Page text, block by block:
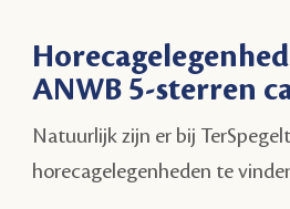
ANWB 5-sterren
Natuurlijk zijn er bij
horecagelegenheden te